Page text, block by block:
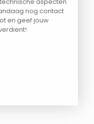
nog contact
en geef jouw